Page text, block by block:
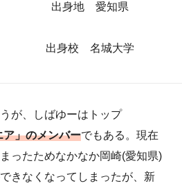
出身地 愛知県
出身校 名城大学
が、しばゆーはトップ
ア」のメンバーでもある。現在
ったためなかなか岡崎(愛知県)
きなくなってしまったが、新